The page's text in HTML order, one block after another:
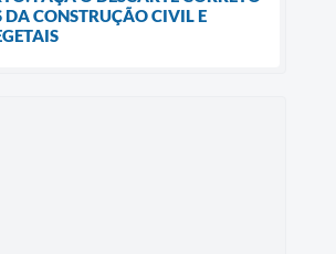
DA CONSTRUÇÃO CIVIL E